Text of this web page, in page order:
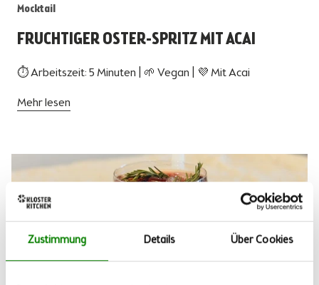
Zustimmung Details Über Cookies
Mocktail
FRUCHTIGER OSTER-SPRITZ MIT ACAI
⏱ Arbeitszeit: 5 Minuten | 🌱 Vegan | 💜 Mit Acai
Mehr lesen